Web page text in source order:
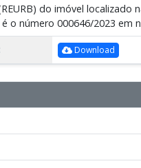
do imóvel localizado
o número 000646/2023 em
Download